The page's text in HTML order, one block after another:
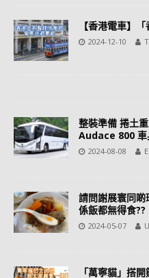
【香港電車】
2024-12-10
整裝準備 捲土
Audace 800 車
2024-08-08
請問謝展寰同
係飯都無得食??
2024-05-07
「萬寧貓」搭